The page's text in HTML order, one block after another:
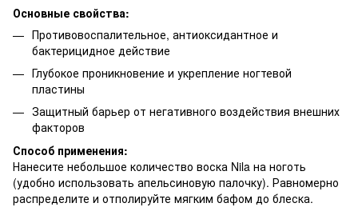
Основные свойства:
Противовоспалительное, антиоксидантное и
бактерицидное действие
Глубокое проникновение и укрепление ногтевой
пластины
Защитный барьер от негативного воздействия внешних
факторов
Способ применения:
Нанесите небольшое количество воска Nila на ноготь
(удобно использовать апельсиновую палочку). Равномерно
распределите и отполируйте мягким бафом до блеска.